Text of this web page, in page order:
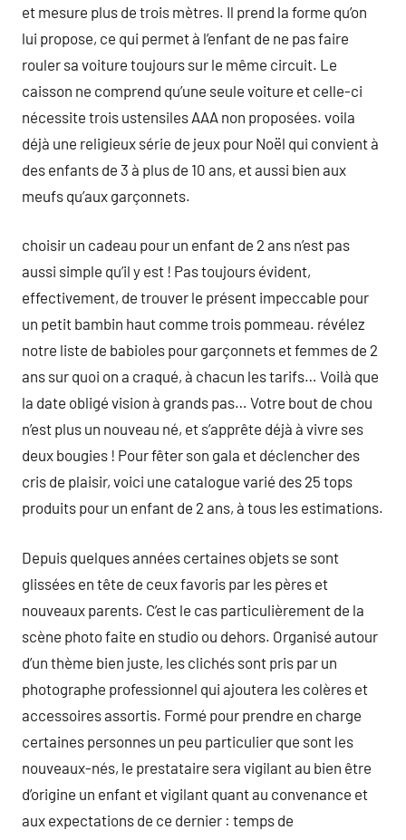
et mesure plus de trois mètres. Il prend la forme qu’on
lui propose, ce qui permet à l’enfant de ne pas faire
rouler sa voiture toujours sur le même circuit. Le
caisson ne comprend qu’une seule voiture et celle-ci
nécessite trois ustensiles AAA non proposées. voila
déjà une religieux série de jeux pour Noël qui convient à
des enfants de 3 à plus de 10 ans, et aussi bien aux
meufs qu’aux garçonnets.
choisir un cadeau pour un enfant de 2 ans n’est pas
aussi simple qu’il y est ! Pas toujours évident,
effectivement, de trouver le présent impeccable pour
un petit bambin haut comme trois pommeau. révélez
notre liste de babioles pour garçonnets et femmes de 2
ans sur quoi on a craqué, à chacun les tarifs… Voilà que
la date obligé vision à grands pas… Votre bout de chou
n’est plus un nouveau né, et s’apprête déjà à vivre ses
deux bougies ! Pour fêter son gala et déclencher des
cris de plaisir, voici une catalogue varié des 25 tops
produits pour un enfant de 2 ans, à tous les estimations.
Depuis quelques années certaines objets se sont
glissées en tête de ceux favoris par les pères et
nouveaux parents. C’est le cas particulièrement de la
scène photo faite en studio ou dehors. Organisé autour
d’un thème bien juste, les clichés sont pris par un
photographe professionnel qui ajoutera les colères et
accessoires assortis. Formé pour prendre en charge
certaines personnes un peu particulier que sont les
nouveaux-nés, le prestataire sera vigilant au bien être
d’origine un enfant et vigilant quant au convenance et
aux expectations de ce dernier : temps de